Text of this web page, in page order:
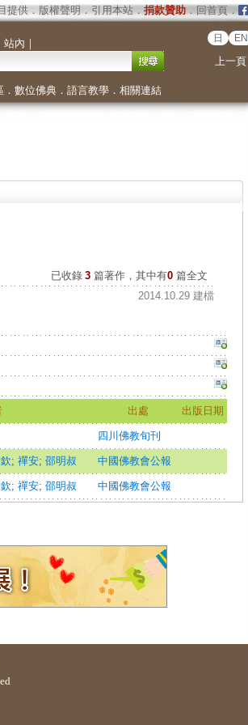
提供． 版權聲明 ． 引用本站． 捐款贊助．回首頁．
站內 ｜ 日 EN
上一頁
． 數位佛典． 語言教學． 相關連結
已收錄 3 篇著作，其中有0篇全文
2014.10.29 建檔
出處 出版日期
四川佛教旬刊
; 禪安; 邵明叔 中國佛教會公報
; 禪安; 邵明叔 中國佛教會公報